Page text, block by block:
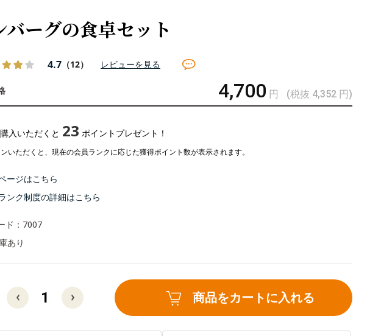
バーグの食卓セット
4.7 （12） レビューを見る
4,700 円 (税抜 4,352 円)
ド： 7007
あり
商品をカートに入れる
入いただくと 23 ポイントプレゼント！
いただくと、現在の会員ランクに応じた獲得ポイント数が表示されます。
ージはこちら
ンク制度の詳細はこちら